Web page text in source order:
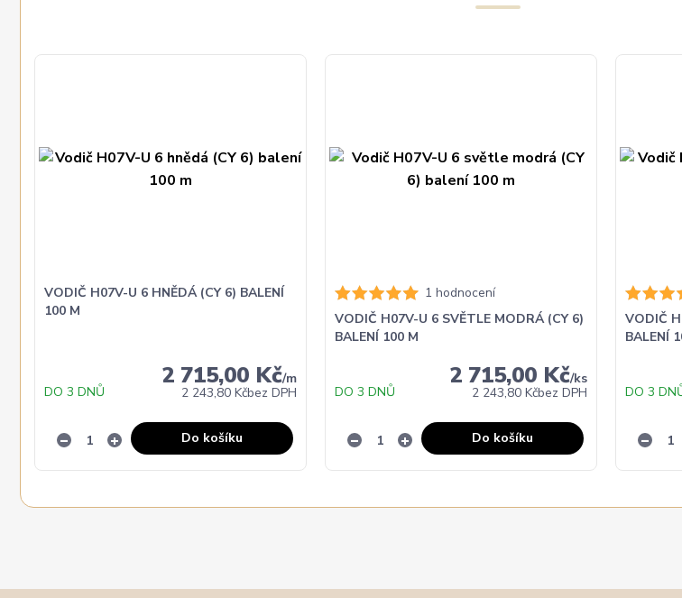
VODIČ H07V-U 6 HNĚDÁ (CY 6) BALENÍ
100 M
2 715,00 Kč/m
2 243,80 Kčbez DPH
DO 3 DNŮ
Do košíku
1 hodnocení
VODIČ H07V-U 6 SVĚTLE MODRÁ (CY 6)
BALENÍ 100 M
2 715,00 Kč/ks
2 243,80 Kčbez DPH
DO 3 DNŮ
Do košíku
VODIČ
BALENÍ
DO 3